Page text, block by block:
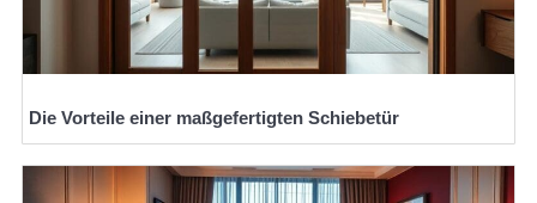
Die Vorteile einer maßgefertigten Schiebetür